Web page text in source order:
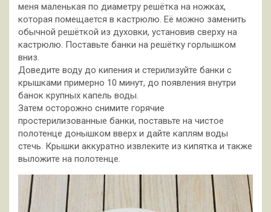
меня маленькая по диаметру решётка на ножках,
которая помещается в кастрюлю. Её можно заменить
обычной решёткой из духовки, установив сверху на
кастрюлю. Поставьте банки на решётку горлышком
вниз.
Доведите воду до кипения и стерилизуйте банки с
крышками примерно 10 минут, до появления внутри
банок крупных капель воды.
Затем осторожно снимите горячие
простерилизованные банки, поставьте на чистое
полотенце донышком вверх и дайте каплям воды
стечь. Крышки аккуратно извлеките из кипятка и также
выложите на полотенце.